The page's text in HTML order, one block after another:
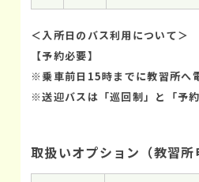
＜入所日のバス利用について＞
【予約必要】
※乗車前日15時までに教習所へ
※送迎バスは「巡回制」と「予
取扱いオプション（教習所